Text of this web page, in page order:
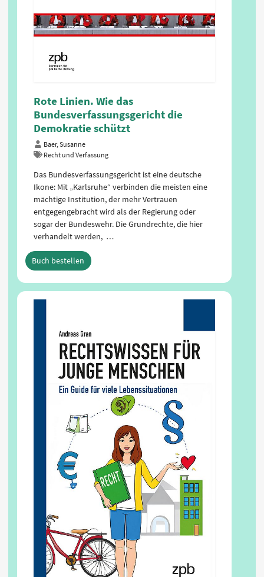
Rote Linien. Wie das
Bundesverfassungsgericht die
Demokratie schützt
Baer, Susanne
Recht und Verfassung
Das Bundesverfassungsgericht ist eine deutsche
Ikone: Mit „Karlsruhe“ verbinden die meisten eine
mächtige Institution, der mehr Vertrauen
entgegengebracht wird als der Regierung oder
sogar der Bundeswehr. Die Grundrechte, die hier
verhandelt werden, …
Buch bestellen
Rechtswissen für junge Menschen.
Ein Guide für viele
Lebenssituationen
Gran, Andreas
Recht und Verfassung
Recht durchdringt unser gesamtes Leben. Für ein
selbstbestimmtes und solidarisches Leben in einer
freiheitlichen Demokratie ist das Wissen über
unsere Rechtsordnung von entscheidender
Bedeutung. Dazu dient dieses Buch, das sich gezielt
an junge …
Buch bestellen